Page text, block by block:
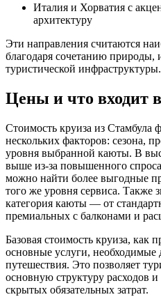
Италия и Хорватия с
архитектуру
Эти направления считаются
благодаря сочетанию природы,
туристической инфраструктуры.
Цены и что входит
Стоимость круиза из Стамбула
нескольких факторов: сезона,
уровня выбранной каюты. В
выше из-за повышенного
можно найти более выгодные
того же уровня сервиса. Также
категория каюты — от
премиальных с балконами и
Базовая стоимость круиза, как
основные услуги, необходимые
путешествия. Это позволяет
основную структуру расходов
скрытых обязательных затрат.